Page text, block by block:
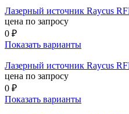
Лазерный источник Raycus
цена по запросу
0 ₽
Показать варианты
Лазерный источник Raycus
цена по запросу
0 ₽
Показать варианты